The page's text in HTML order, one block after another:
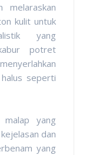
kulit untuk
yang
potret
seperti
malap yang
dan
yang